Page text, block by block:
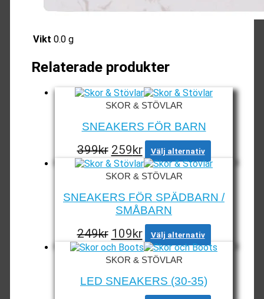
Vikt 0.0 g
Relaterade produkter
SKOR & STÖVLAR
SNEAKERS FÖR BARN
399kr Det
ursprungliga
priset
var:
399kr.
259krDet
nuvarande
priset
är:
259kr.
Välj alternativ
här
produkten
flera
varianter.
olika
kan
SKOR & STÖVLAR
SNEAKERS FÖR SPÄDBARN /
SMÅBARN
249kr Det
ursprungliga
priset
var:
249kr.
109krDet
nuvarande
priset
är:
109kr.
Välj alternativ
här
produkten
SKOR & STÖVLAR
LED SNEAKERS (30-35)